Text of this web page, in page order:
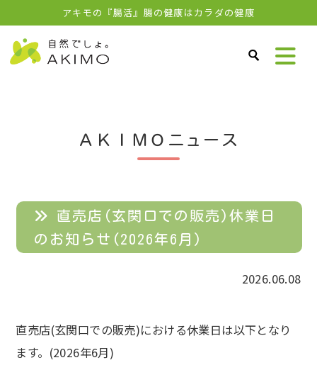
アキモの『腸活』腸の健康はカラダの健康
ＡＫＩＭＯニュース
直売店(玄関口での販売)休業日
のお知らせ(2026年6月)
2026.06.08
直売店(玄関口での販売)における休業日は以下となり
ます。(2026年6月)